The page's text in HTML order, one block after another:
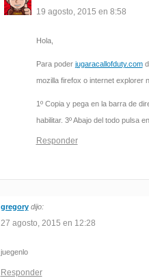
19 agosto, 2015 en 8:58
Hola,
Para poder jugaracallofduty.com
mozilla firefox o internet explorer
1º Copia y pega en la barra de
habilitar. 3º Abajo del todo pulsa
Responder
gregory dijo:
27 agosto, 2015 en 12:28
juegenlo
Responder